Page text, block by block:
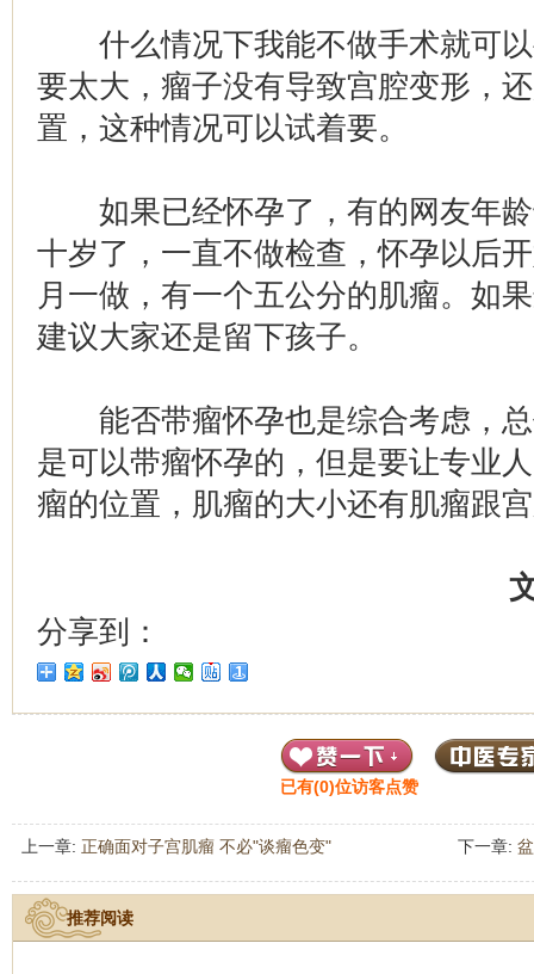
什么情况下我能不做手术就可以
要太大，瘤子没有导致宫腔变形，
置，这种情况可以试着要。
如果已经怀孕了，有的网友年龄
十岁了，一直不做检查，怀孕以后
月一做，有一个五公分的肌瘤。如
建议大家还是留下孩子。
能否带瘤怀孕也是综合考虑，总
是可以带瘤怀孕的，但是要让专业
瘤的位置，肌瘤的大小还有肌瘤跟
分享到：
已有(0)位访客点赞
上一章: 正确面对子宫肌瘤 不必"谈瘤色变" 下一章:
推荐阅读